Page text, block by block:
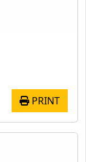
PRINT